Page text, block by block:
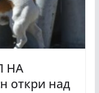
НА
откри над